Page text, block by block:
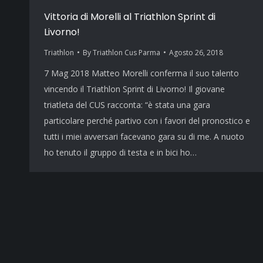
Vittoria di Morelli al Triathlon Sprint di
Livorno!
Triathlon ByTriathlon Cus Parma Agosto 26, 2018
7 Mag 2018 Matteo Morelli conferma il suo talento
vincendo il Triathlon Sprint di Livorno! Il giovane
triatleta del CUS racconta: “è stata una gara
particolare perché partivo con i favori del pronostico e
tutti i miei avversari facevano gara su di me. A nuoto
ho tenuto il gruppo di testa e in bici ho…